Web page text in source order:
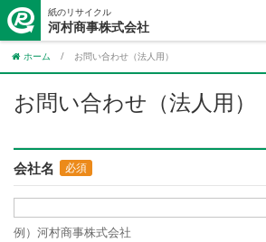
紙のリサイクル
河村商事株式会社
ホーム / お問い合わせ（法人用）
お問い合わせ（法人用）
会社名 必須
例）河村商事株式会社